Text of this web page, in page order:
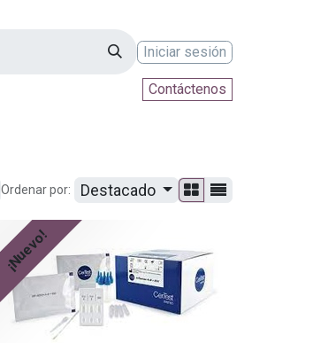
Iniciar sesión
Contáctenos
Ordenar por: Destacado
¡Nuevo!